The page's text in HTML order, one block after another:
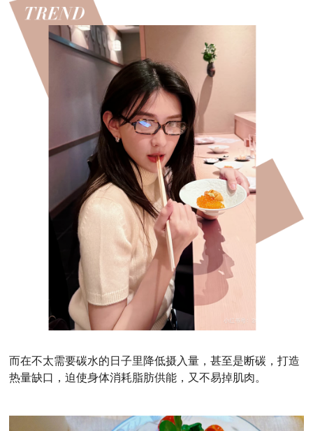
而在不太需要碳水的日子里降低摄入量，甚至是断碳，打造
热量缺口，迫使身体消耗脂肪供能，又不易掉肌肉。